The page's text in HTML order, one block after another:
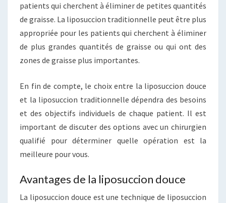
patients qui cherchent à éliminer de petites quantités
de graisse. La liposuccion traditionnelle peut être plus
appropriée pour les patients qui cherchent à éliminer
de plus grandes quantités de graisse ou qui ont des
zones de graisse plus importantes.
En fin de compte, le choix entre la liposuccion douce
et la liposuccion traditionnelle dépendra des besoins
et des objectifs individuels de chaque patient. Il est
important de discuter des options avec un chirurgien
qualifié pour déterminer quelle opération est la
meilleure pour vous.
Avantages de la liposuccion douce
La liposuccion douce est une technique de liposuccion